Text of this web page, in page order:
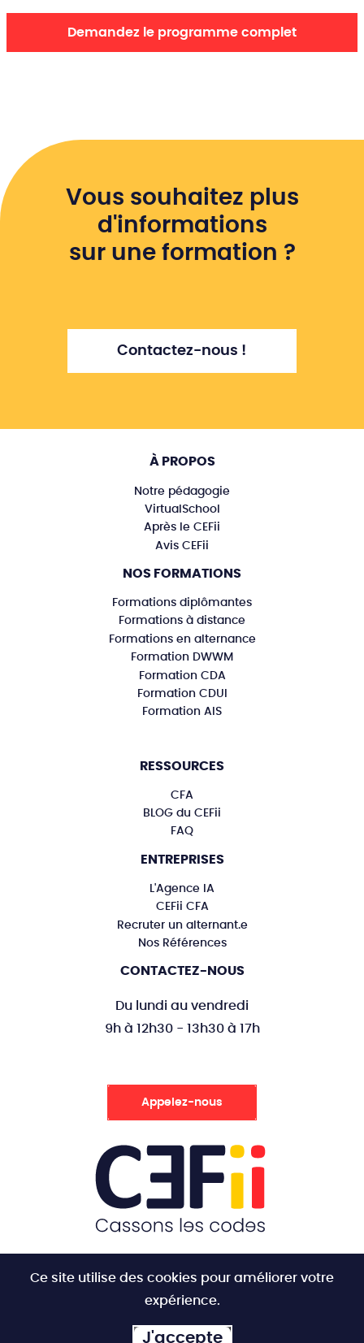
Ce site utilise des cookies pour améliorer votre
expérience.
J'accepte
Demandez le programme complet
Vous souhaitez plus
d'informations
sur une formation ?
Contactez-nous !
À PROPOS
Notre pédagogie
VirtualSchool
Après le CEFii
Avis CEFii
NOS FORMATIONS
Formations diplômantes
Formations à distance
Formations en alternance
Formation DWWM
Formation CDA
Formation CDUI
Formation AIS
RESSOURCES
CFA
BLOG du CEFii
FAQ
ENTREPRISES
L'Agence IA
CEFii CFA
Recruter un alternant.e
Nos Références
CONTACTEZ-NOUS
Du lundi au vendredi
9h à 12h30 - 13h30 à 17h
Appelez-nous